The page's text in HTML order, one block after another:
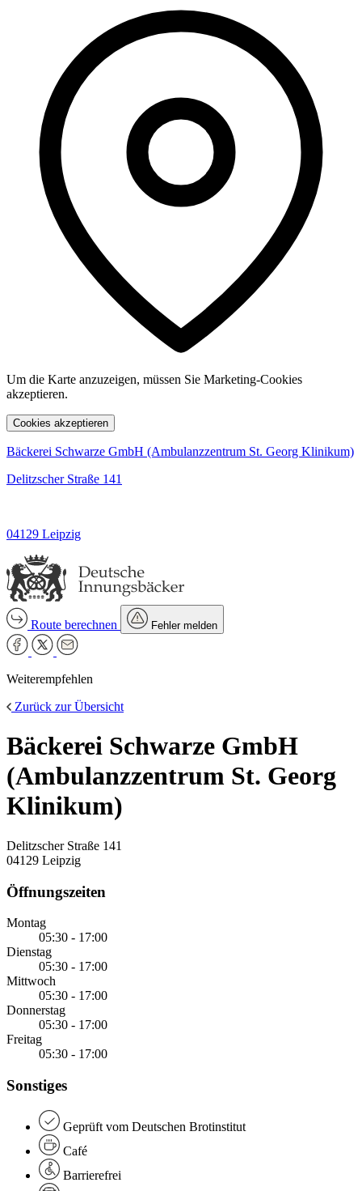
Um die Karte anzuzeigen, müssen Sie Marketing-Cookies
akzeptieren.
Cookies akzeptieren
Bäckerei Schwarze GmbH (Ambulanzzentrum St. Georg Klinikum)
Delitzscher Straße 141
04129 Leipzig
Route berechnen Fehler melden
Weiterempfehlen
Zurück zur Übersicht
Bäckerei Schwarze GmbH
(Ambulanzzentrum St. Georg
Klinikum)
Delitzscher Straße 141
04129 Leipzig
Öffnungszeiten
Montag
05:30 - 17:00
Dienstag
05:30 - 17:00
Mittwoch
05:30 - 17:00
Donnerstag
05:30 - 17:00
Freitag
05:30 - 17:00
Sonstiges
Geprüft vom Deutschen Brotinstitut
Café
Barrierefrei